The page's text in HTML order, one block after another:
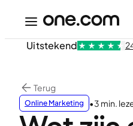
Uitstekend
Terug
Online Marketing •3 min.